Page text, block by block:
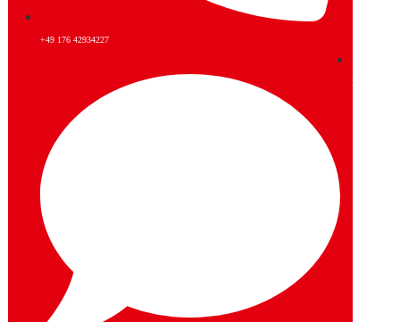
+49 176 42934227
Instagram